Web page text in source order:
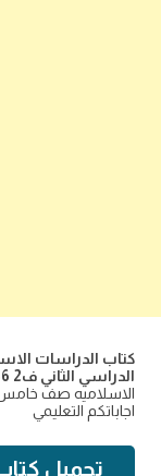
كتاب الدراسات
الدراسي الثاني ف2 1446
اجاباتكم التعليمي
تحميل